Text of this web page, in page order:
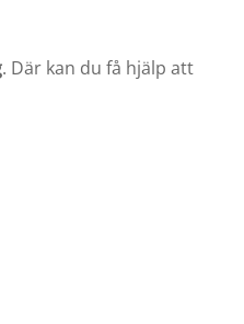
. Där kan du få hjälp att